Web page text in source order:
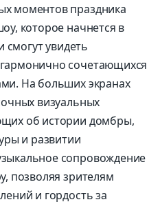
моментов праздника
которое начнется в
смогут увидеть
сочетающихся
На больших экранах
визуальных
об истории домбры,
и развитии
сопровождение
позволяя зрителям
и гордость за